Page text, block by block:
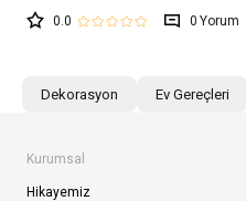
0.0 0
Dekorasyon Ev Gereçleri
Kurumsal
Hikayemiz